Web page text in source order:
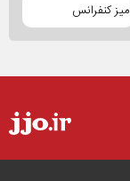
میز کنفرانس